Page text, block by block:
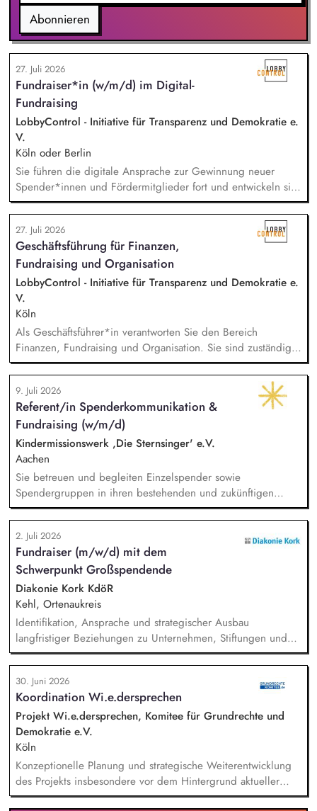
Abonnieren
27. Juli 2026
Fundraiser*in (w/m/d) im Digital-
Fundraising
LobbyControl - Initiative für Transparenz und Demokratie e.
V.
Köln oder Berlin
Sie führen die digitale Ansprache zur Gewinnung neuer
Spender*innen und Fördermitglieder fort und entwickeln sie
weiter. Sie sind verantwortlich für unsere E-Mailings und
steuern diese ganzheitlich - angefangen bei der Planung,
Zielgruppensegmentierung und Themenauswahl übers Texten
bis hin zur technischen Abwicklung und deren
kontinuierlichen Optimierung und Weiterentwicklung.
27. Juli 2026
Geschäftsführung für Finanzen,
Fundraising und Organisation
LobbyControl - Initiative für Transparenz und Demokratie e.
V.
Köln
Als Geschäftsführer*in verantworten Sie den Bereich
Finanzen, Fundraising und Organisation. Sie sind zuständig
für die Finanzplanung, das Controlling und die Organisation
des Rechnungswesens. Sie leiten das Fundraising-Team und
entwickeln eine nachhaltige Fundraising Strategie. Sie sind
verantwortlich für das Personalmanagement und die operative
Steuerung von Prozessen zur Organisationsentwicklung.
9. Juli 2026
Referent/in Spenderkommunikation &
Fundraising (w/m/d)
Kindermissionswerk ,Die Sternsinger' e.V.
Aachen
Sie betreuen und begleiten Einzelspender sowie
Spendergruppen in ihren bestehenden und zukünftigen
Projektpartnerschaften (Kooperationsprojekte zwischen
deutschen Spendergruppen und internationalen
Entwicklungshilfeprojekten) und fördern den Aufbau
langfristiger, vertrauensvoller Beziehungen.
Spenderbetreuung - Kommunikation und Abstimmung zu
Projekten, Budgets und Spendenaufkommen; Identifikation
geeigneter Projekte, deeskalierende Kommunikation bei
Problemen mit Projekten in enger Abstimmung mit dem
Vorstand und beteiligten Kolleg/innen.
2. Juli 2026
Fundraiser (m/w/d) mit dem
Schwerpunkt Großspendende
Diakonie Kork KdöR
Kehl, Ortenaukreis
Identifikation, Ansprache und strategischer Ausbau
langfristiger Beziehungen zu Unternehmen, Stiftungen und
vermögenden Privatpersonen. Entwicklung und Umsetzung
individueller Förderstrategien (Major Donor Journeys).
Planung, Organisation und Durchführung von exklusiven
Fundraising-Veranstaltungen. Strategische Beratung und
Begleitung der Geschäftsleitung sowie der Gremien bei
hochrangigen Spenderterminen und der direkten Ansprache.
30. Juni 2026
Koordination Wi.e.dersprechen
Projekt Wi.e.dersprechen, Komitee für Grundrechte und
Demokratie e.V.
Köln
Konzeptionelle Planung und strategische Weiterentwicklung
des Projekts insbesondere vor dem Hintergrund aktueller
politischer Entwicklungen in den Projektregionen,